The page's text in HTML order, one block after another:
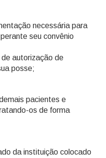
necessária para
seu convênio
autorização de
posse;
pacientes e
os de forma
da instituição colocado